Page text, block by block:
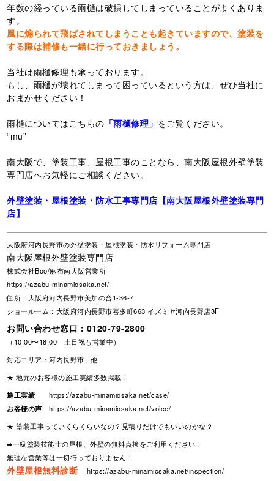
年数の経っている雨樋は破損してしまっていることがよくありま
す。
風に煽られて飛ばされてしまうことも起きていますので、塗装を
する際は補修も一緒に行っておきましょう。
当社は雨樋修理も承っております。
もし、雨樋が壊れてしまって困っているという方は、ぜひ当社に
おまかせください！
雨樋についてはこちらの 「雨樋修理」 をご覧ください。
“mu”
南大阪で、塗装工事、屋根工事のことなら、南大阪屋根外壁塗装
専門店へお気軽にご相談ください。
外壁塗装・屋根塗装・防水工事専門店【南大阪屋根外壁塗装専門
店】
大阪府河内長野市の外壁塗装・屋根塗装・防水リフォーム専門店
南大阪屋根外壁塗装専門店
株式会社Boo/麻布南大阪営業所
https://azabu-minamiosaka.net/
住所：大阪府河内長野市美加の台1-36-7
ショールーム：大阪府河内長野市喜多町663 イズミヤ河内長野店3F
お問い合わせ窓口： 0120-79-2800
（10:00〜18:00 土日祝も営業中）
対応エリア：河内長野市、他
★ 地元のお客様の施工実績多数掲載！
施工実績
https://azabu-minamiosaka.net/case/
お客様の声
https://azabu-minamiosaka.net/voice/
★ 塗装工事っていくらくらいなの？見積りだけでもいいのかな？
➡一級塗装技能士の屋根、外壁の無料点検をご利用ください！
無理な営業等は一切行っておりません！
外壁屋根無料診断 https://azabu-minamiosaka.net/inspection/